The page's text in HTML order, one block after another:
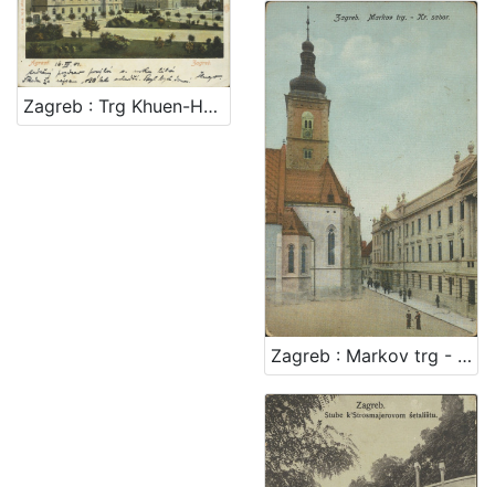
Zagreb : Markov trg - Kr. sabor
Zagreb : Trg Khuen-Hedervary-jev = Agram : Place Khuen-Hedervary